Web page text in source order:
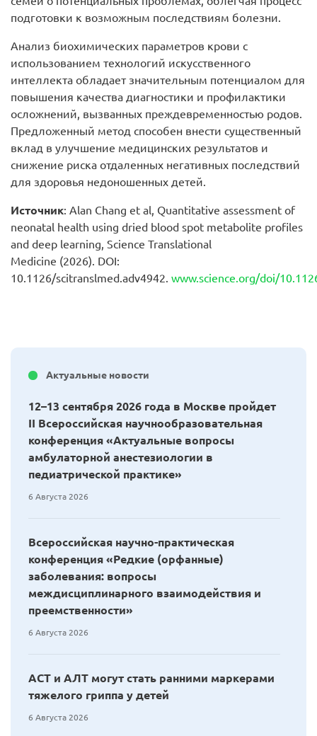
подготовки к возможным последствиям болезни.
Анализ биохимических параметров крови с
использованием технологий искусственного
интеллекта обладает значительным потенциалом для
повышения качества диагностики и профилактики
осложнений, вызванных преждевременностью родов.
Предложенный метод способен внести существенный
вклад в улучшение медицинских результатов и
снижение риска отдаленных негативных последствий
для здоровья недоношенных детей.
Источник: Alan Chang et al, Quantitative assessment of
neonatal health using dried blood spot metabolite profiles
and deep learning, Science Translational
Medicine (2026). DOI:
10.1126/scitranslmed.adv4942. www.science.org/doi/
Актуальные новости
12–13 сентября 2026 года в Москве пройдет
II Всероссийская научнообразовательная
конференция «Актуальные вопросы
амбулаторной анестезиологии в
педиатрической практике»
6 Августа 2026
Всероссийская научно-практическая
конференция «Редкие (орфанные)
заболевания: вопросы
междисциплинарного взаимодействия и
преемственности»
6 Августа 2026
АСТ и АЛТ могут стать ранними маркерами
тяжелого гриппа у детей
6 Августа 2026